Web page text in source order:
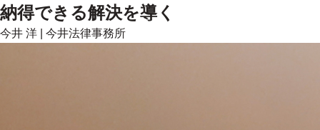
納得できる解決を導く
今井 洋 今井法律事務所